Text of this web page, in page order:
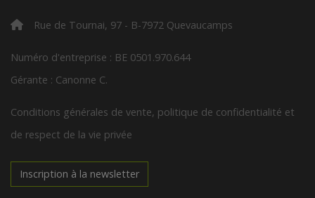
Rue de Tournai, 97 - B-7972 Quevaucamps
Numéro d'entreprise : BE 0501.970.644
Gérante : Canonne C.
Conditions générales de vente, politique de confidentialité et
de respect de la vie privée
Inscription à la newsletter